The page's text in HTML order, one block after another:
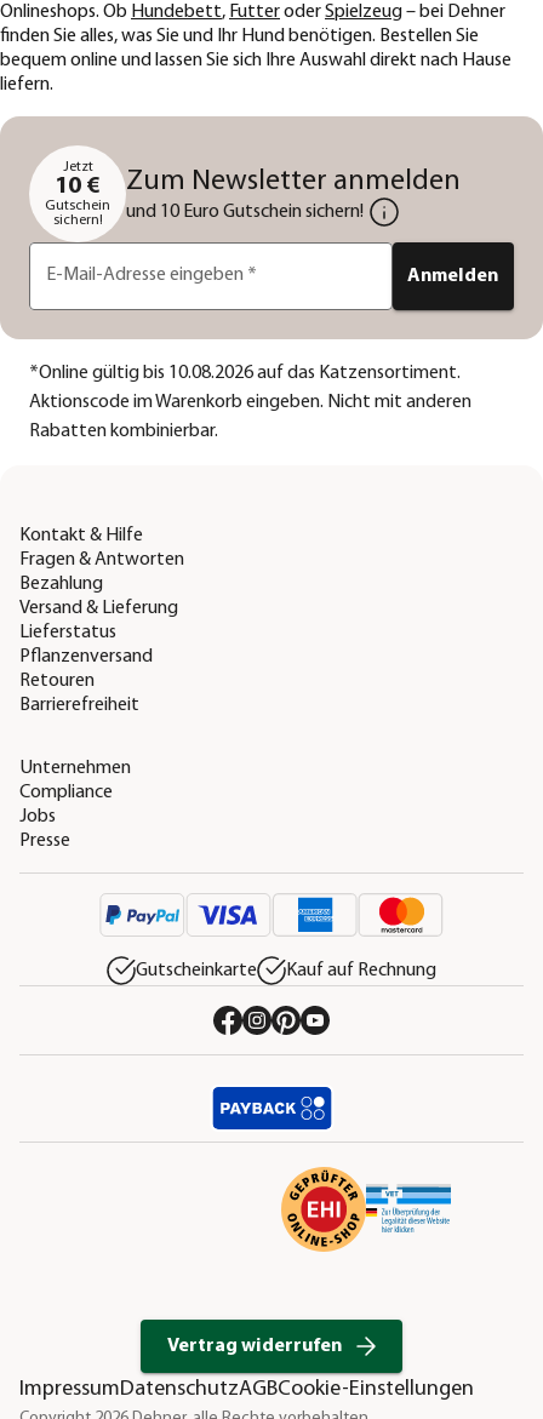
Onlineshops. Ob Hundebett, FutteroderSpielzeug– bei Dehner
finden Sie alles, was Sie und Ihr Hund benötigen. Bestellen Sie
bequem online und lassen Sie sich Ihre Auswahl direkt nach Hause
liefern.
Jetzt
10 €
Gutschein
sichern!
Zum Newsletter anmelden
und 10 Euro Gutschein sichern!
E-Mail-Adresse eingeben * Anmelden
*Online gültig bis 10.08.2026 auf das Katzensortiment.
Aktionscode im Warenkorb eingeben. Nicht mit anderen
Rabatten kombinierbar.
Kontakt & Hilfe
Fragen & Antworten
Bezahlung
Versand & Lieferung
Lieferstatus
Pflanzenversand
Retouren
Barrierefreiheit
Unternehmen
Compliance
Jobs
Presse
Gutscheinkarte Kauf auf Rechnung
Vertrag widerrufen
ImpressumDatenschutzAGBCookie-Einstellungen